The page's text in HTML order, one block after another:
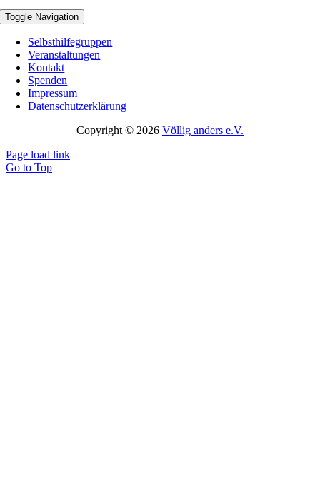
Toggle Navigation
Selbsthilfegruppen
Veranstaltungen
Kontakt
Spenden
Impressum
Datenschutzerklärung
Copyright © 2026 Völlig anders e.V.
Page load link
Go to Top